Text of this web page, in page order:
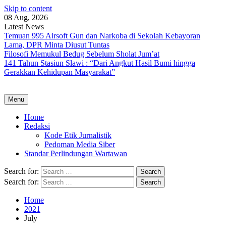
Skip to content
08 Aug, 2026
Latest News
Temuan 995 Airsoft Gun dan Narkoba di Sekolah Kebayoran
Lama, DPR Minta Diusut Tuntas
Filosofi Memukul Bedug Sebelum Sholat Jum’at
141 Tahun Stasiun Slawi : “Dari Angkut Hasil Bumi hingga
Gerakkan Kehidupan Masyarakat”
Menu
Home
Redaksi
Kode Etik Jurnalistik
Pedoman Media Siber
Standar Perlindungan Wartawan
Search for:
Search for:
Home
2021
July